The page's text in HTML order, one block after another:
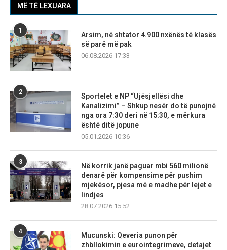
MË TË LEXUARA
1
Arsim, në shtator 4.900 nxënës të klasës
së parë më pak
06.08.2026 17:33
2
Sportelet e NP “Ujësjellësi dhe
Kanalizimi” – Shkup nesër do të punojnë
nga ora 7:30 deri në 15:30, e mërkura
është ditë jopune
05.01.2026 10:36
3
Në korrik janë paguar mbi 560 milionë
denarë për kompensime për pushim
mjekësor, pjesa më e madhe për lejet e
lindjes
28.07.2026 15:52
4
Mucunski: Qeveria punon për
zhbllokimin e eurointegrimeve, detajet